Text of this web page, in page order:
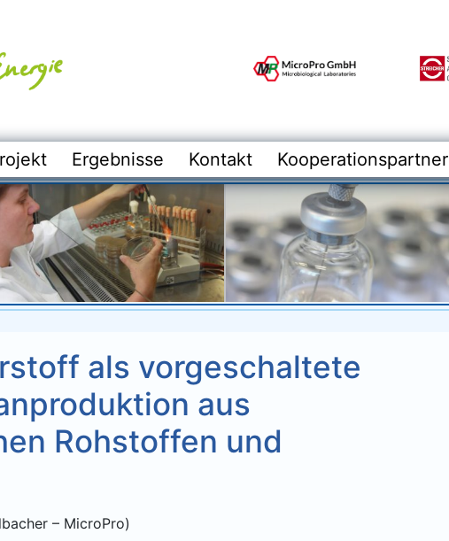
Ergebnisse Kontakt Kooperationspartner
als vorgeschaltete
aus
Rohstoffen und
– MicroPro)